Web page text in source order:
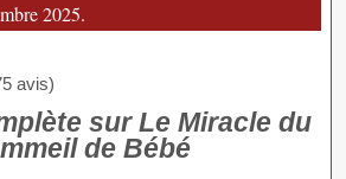
2025.
avis)
sur Le Miracle du
de Bébé